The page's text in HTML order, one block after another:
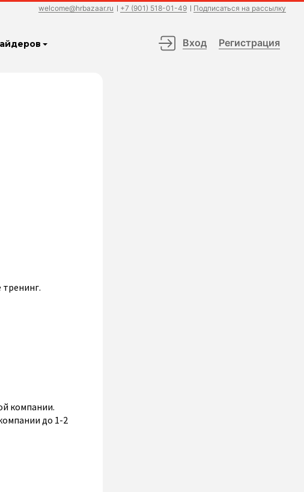
welcome@hrbazaar.ru +7 (901) 518-01-49 Подписаться на рассылку
Вход Регистрация
компании.
до 1-2